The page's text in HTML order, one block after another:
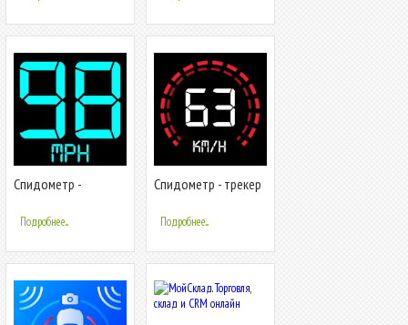
Спидометр -
скорости
автомобиля
Подробнее...
Спидометр - трекер
дальномер,
одометр
Подробнее...